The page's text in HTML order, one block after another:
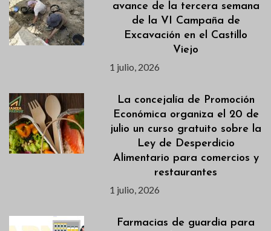
avance de la tercera semana
de la VI Campaña de
Excavación en el Castillo
Viejo
1 julio, 2026
La concejalía de Promoción
Económica organiza el 20 de
julio un curso gratuito sobre la
Ley de Desperdicio
Alimentario para comercios y
restaurantes
1 julio, 2026
Farmacias de guardia para